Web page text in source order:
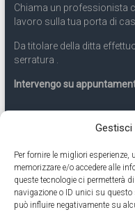
Gestisci
Per fornire le migliori
memorizzare e/o accedere alle
queste tecnologie ci permetterà
navigazione o ID unici su
può influire negativamente su
Chiama un professionista
lavoro sulla tua porta di
Da titolare della ditta
serratura .
Intervengo su
Servizio 24
Cell
Eseguiamo anche lavori di